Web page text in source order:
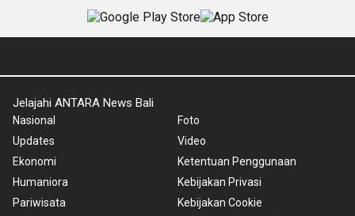
Jelajahi ANTARA News Bali
Nasional
Updates
Ekonomi
Humaniora
Pariwisata
Foto
Video
Ketentuan Penggunaan
Kebijakan Privasi
Kebijakan Cookie